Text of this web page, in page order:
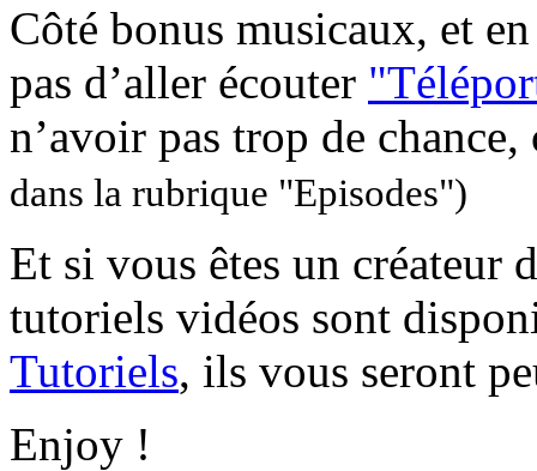
Côté bonus musicaux, et
pas d’aller écouter
n’avoir pas trop de
dans la rubrique "Episodes")
Et si vous êtes un créateur
tutoriels vidéos sont
Tutoriels, ils vous seront
Enjoy !